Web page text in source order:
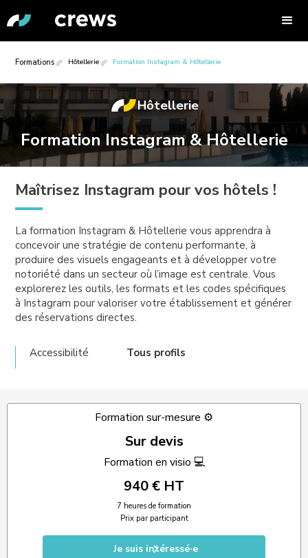
Formations Hôtellerie Formation Instagram & Hôtellerie
Hôtellerie
Formation Instagram & Hôtellerie
Maîtrisez Instagram pour vos hôtels !
La formation Instagram & Hôtellerie vous apprendra à
concevoir une stratégie de contenu performante, à
produire des visuels engageants et à développer votre
notoriété dans un secteur où l’image est centrale. Vous
explorerez les outils, les formats et les codes spécifiques
à Instagram pour valoriser votre établissement et générer
des réservations directes.
Accessibilité Tous profils
Formation sur-mesure ⚙️
Sur devis
Formation en visio 💻
940 € HT
7 heures de formation
Prix par participant
Je suis intéressé·e